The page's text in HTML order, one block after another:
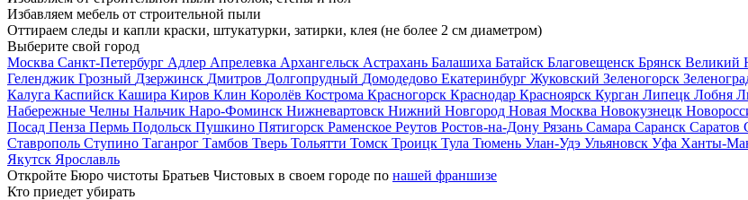
Избавляем мебель от строительной пыли
Оттираем следы и капли краски, штукатурки, затирки, клея (не более 2 см диаметром)
Выберите свой город
Москва Санкт-Петербург Адлер Апрелевка Архангельск Астрахань Балашиха Батайск Благовещенск Брянск Великий
Геленджик Грозный Дзержинск Дмитров Долгопрудный Домодедово Екатеринбург Жуковский Зеленогорск
Калуга Каспийск Кашира Киров Клин Королёв Кострома Красногорск Краснодар Красноярск Курган Липецк Лобня
Набережные Челны Нальчик Наро-Фоминск Нижневартовск Нижний Новгород Новая Москва Новокузнецк
Посад Пенза Пермь Подольск Пушкино Пятигорск Раменское Реутов Ростов-на-Дону Рязань Самара Саранск Саратов
Ставрополь Ступино Таганрог Тамбов Тверь Тольятти Томск Троицк Тула Тюмень Улан-Удэ Ульяновск Уфа Ханты-
Якутск Ярославль
Откройте Бюро чистоты Братьев Чистовых в своем городе по нашей франшизе
Кто приедет убирать